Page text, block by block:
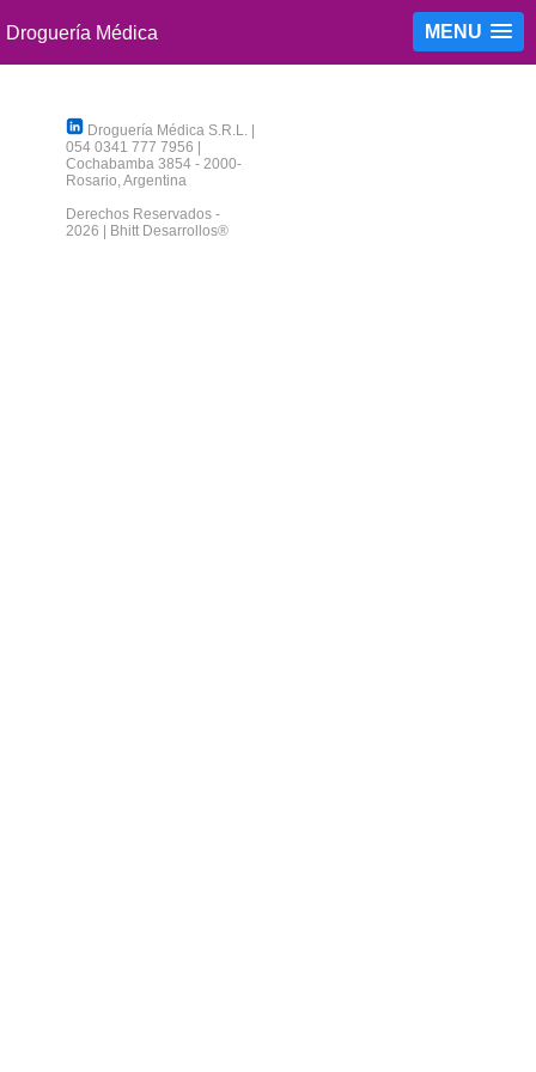
MENU
Droguería Médica S.R.L.
054 0341 777 7956
Cochabamba 3854 - 2000-
Rosario,Argentina
Derechos Reservados -
2026 |
Bhitt Desarrollos®